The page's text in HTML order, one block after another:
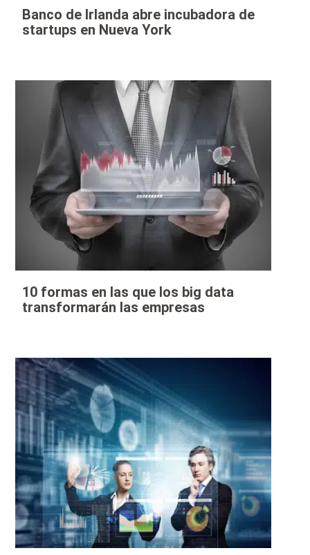
Banco de Irlanda abre incubadora de
startups en Nueva York
10 formas en las que los big data
transformarán las empresas